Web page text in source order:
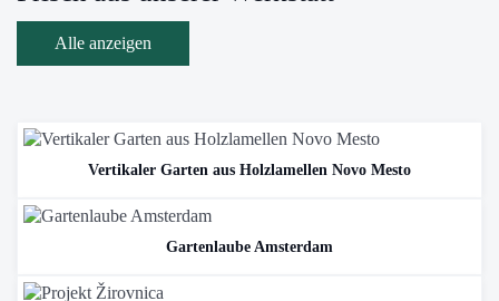
Alle anzeigen
Vertikaler Garten aus Holzlamellen Novo Mesto
Gartenlaube Amsterdam